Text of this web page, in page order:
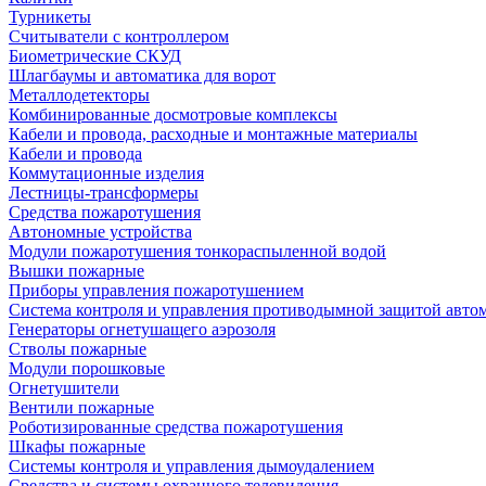
Турникеты
Считыватели с контроллером
Биометрические СКУД
Шлагбаумы и автоматика для ворот
Металлодетекторы
Комбинированные досмотровые комплексы
Кабели и провода, расходные и монтажные материалы
Кабели и провода
Коммутационные изделия
Лестницы-трансформеры
Средства пожаротушения
Автономные устройства
Модули пожаротушения тонкораспыленной водой
Вышки пожарные
Приборы управления пожаротушением
Система контроля и управления противодымной защитой
Генераторы огнетушащего аэрозоля
Стволы пожарные
Модули порошковые
Огнетушители
Вентили пожарные
Роботизированные средства пожаротушения
Шкафы пожарные
Системы контроля и управления дымоудалением